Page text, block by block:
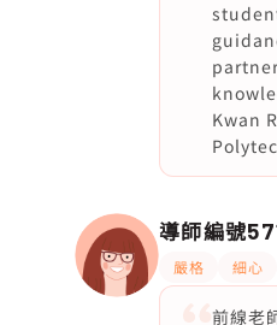
Kwan
導師編號
嚴格 細心
前線老